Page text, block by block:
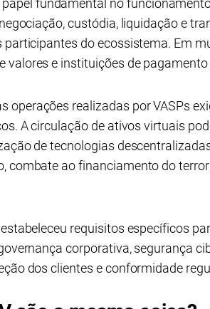
custódia, liquidação e
participantes do ecossistema. Em
valores e instituições de
operações realizadas por VASPs
A circulação de ativos virtuais
de tecnologias
combate ao financiamento do
requisitos específicos
corporativa, segurança
dos clientes e conformidade